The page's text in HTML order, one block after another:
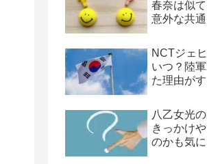
春奈は似
意外な共通
NCTジェ
いつ？陸
た理由がす
八乙女光
きっかけ
のかも気に